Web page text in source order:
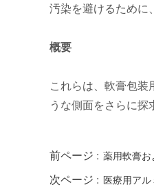
汚染を避けるために
概要
これらは、軟膏包
うな側面をさらに探
前ページ : 薬用軟膏
次ページ : 医療用ア